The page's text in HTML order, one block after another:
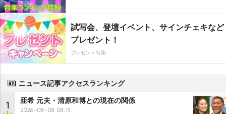
試写会、登壇イベント、サインチェキなど
プレゼント！
プレゼント特集
ニュース記事アクセスランキング
1 亜希 元夫・清原和博との現在の関係
2026-08-08 08:15